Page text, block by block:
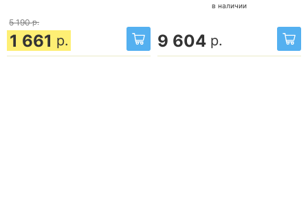
5 190 р.
1 661 р.
в наличии
9 604 р.